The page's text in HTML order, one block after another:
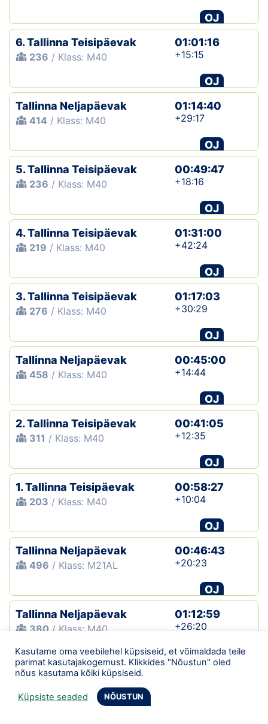
OJ
6. Tallinna Teisipäevak
236 / Klass: M40
01:01:16
+15:15
OJ
Tallinna Neljapäevak
414 / Klass: M40
01:14:40
+29:17
OJ
5. Tallinna Teisipäevak
236 / Klass: M40
00:49:47
+18:16
OJ
4. Tallinna Teisipäevak
219 / Klass: M40
01:31:00
+42:24
OJ
3. Tallinna Teisipäevak
276 / Klass: M40
01:17:03
+30:29
OJ
Tallinna Neljapäevak
458 / Klass: M40
00:45:00
+14:44
OJ
2. Tallinna Teisipäevak
311 / Klass: M40
00:41:05
+12:35
OJ
1. Tallinna Teisipäevak
203 / Klass: M40
00:58:27
+10:04
OJ
Tallinna Neljapäevak
496 / Klass: M21AL
00:46:43
+20:23
OJ
Tallinna Neljapäevak
380 / Klass: M40
01:12:59
+26:20
OJ
Tallinna 24. teisipäevak
264/ Klass: M40
Kasutame oma veebilehel küpsiseid, et võimaldada teile
parimat kasutajakogemust. Klikkides "Nõustun" oled
nõus kasutama kõiki küpsiseid.
Küpsiste seaded NÕUSTUN